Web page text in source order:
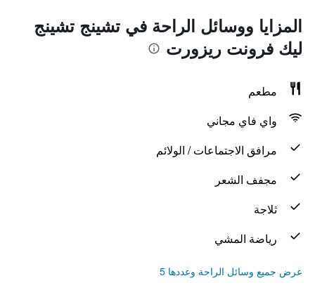
المزايا ووسائل الراحة في تشينج تشينج
ليك فرونت ريزورت
مطعم
واي فاي مجاني
مرافق الاجتماعات / الولائم
مجفف الشعر
ثلاجة
رياضة المشي
عرض جميع وسائل الراحة وعددها 5